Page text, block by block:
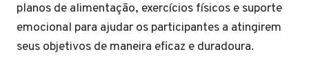
planos de alimentação, exercícios físicos e suporte
emocional para ajudar os participantes a atingirem
seus objetivos de maneira eficaz e duradoura.